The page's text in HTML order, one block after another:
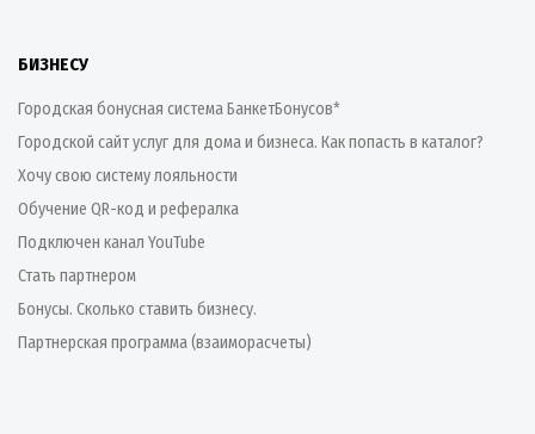
БИЗНЕСУ
Городская бонусная система БанкетБонусов*
Городской сайт услуг для дома и бизнеса. Как попасть в каталог?
Хочу свою систему лояльности
Обучение QR-код и рефералка
Подключен канал YouTube
Стать партнером
Бонусы. Сколько ставить бизнесу.
Партнерская программа (взаиморасчеты)